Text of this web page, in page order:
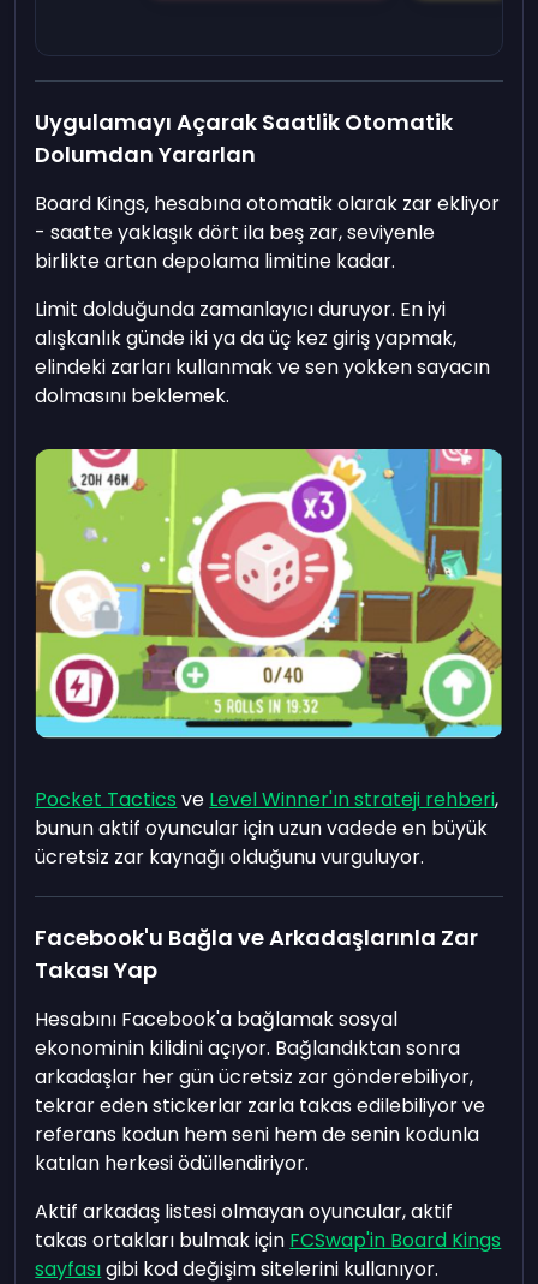
Uygulamayı Açarak Saatlik Otomatik
Dolumdan Yararlan
Board Kings, hesabına otomatik olarak zar ekliyor
- saatte yaklaşık dört ila beş zar, seviyenle
birlikte artan depolama limitine kadar.
Limit dolduğunda zamanlayıcı duruyor. En iyi
alışkanlık günde iki ya da üç kez giriş yapmak,
elindeki zarları kullanmak ve sen yokken sayacın
dolmasını beklemek.
Pocket Tactics ve Level Winner'ın strateji rehberi,
bunun aktif oyuncular için uzun vadede en büyük
ücretsiz zar kaynağı olduğunu vurguluyor.
Facebook'u Bağla ve Arkadaşlarınla Zar
Takası Yap
Hesabını Facebook'a bağlamak sosyal
ekonominin kilidini açıyor. Bağlandıktan sonra
arkadaşlar her gün ücretsiz zar gönderebiliyor,
tekrar eden stickerlar zarla takas edilebiliyor ve
referans kodun hem seni hem de senin kodunla
katılan herkesi ödüllendiriyor.
Aktif arkadaş listesi olmayan oyuncular, aktif
takas ortakları bulmak için FCSwap'in Board Kings
sayfasıgibi kod değişim sitelerini kullanıyor.